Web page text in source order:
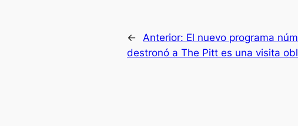
← Anterior: El nuevo programa
destronó a The Pitt es una visita